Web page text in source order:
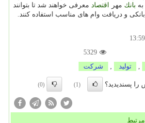
بانك مهر اقتصاد معرفی خواهند شد تا بتوانند
و دریافت وام های مناسب استفاده كنند.
5329
, تولید , شركت
پسندیدید؟ (1)
(0)